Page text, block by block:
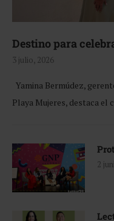
Destino para
3 julio, 2026
Yamina Bermúdez,
Playa Mujeres, destaca
2